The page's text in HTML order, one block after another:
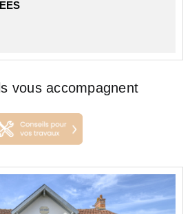
vous accompagnent